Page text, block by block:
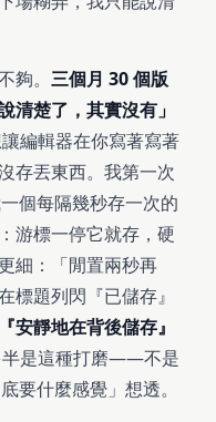
夠。 三個月 30 個版
清楚了，其實沒有」
編輯器在你寫著寫著
存丟東西。我第一次
個每隔幾秒存一次的
游標一停它就存，硬
細：「閒置兩秒再
標題列閃『已儲存』
安靜地在背後儲存』
半是這種打磨——不是
要什麼感覺」想透。